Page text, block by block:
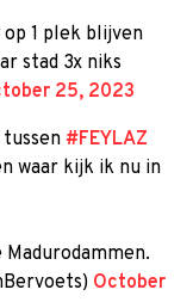
1 plek blijven
stad 3x niks
25, 2023
#FEYLAZ
waar kijk ik nu in
October